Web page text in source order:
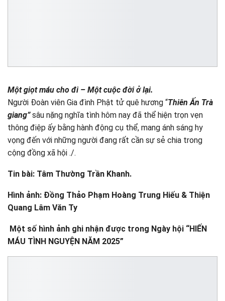
Một giọt máu cho đi – Một cuộc đời ở lại.
Người Đoàn viên Gia đình Phật tử quê hương “Thiên Ấn Trà
giang”sâu nặng nghĩa tình hôm nay đã thể hiện trọn vẹn
thông điệp ấy bằng hành động cụ thể, mang ánh sáng hy
vọng đến với những người đang rất cần sự sẻ chia trong
cộng đồng xã hội ./.
Tin bài: Tâm Thường Trần Khanh.
Hình ảnh: Đồng Thảo Phạm Hoàng Trung Hiếu & Thiện
Quang Lâm Văn Ty
Một số hình ảnh ghi nhận được trong Ngày hội “HIẾN
MÁU TÌNH NGUYỆN NĂM 2025”